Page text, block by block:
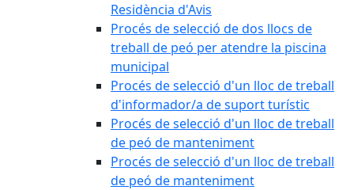
Residència d'Avis
Procés de selecció de dos llocs de
treball de peó per atendre la piscina
municipal
Procés de selecció d'un lloc de treball
d'informador/a de suport turístic
Procés de selecció d'un lloc de treball
de peó de manteniment
Procés de selecció d'un lloc de treball
de peó de manteniment